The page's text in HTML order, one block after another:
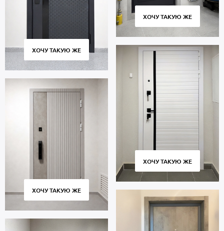
ХОЧУ ТАКУЮ ЖЕ
ХОЧУ ТАКУЮ ЖЕ
ХОЧУ ТАКУЮ ЖЕ
ХОЧУ ТАКУЮ ЖЕ